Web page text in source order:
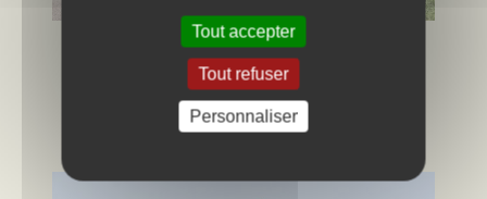
Abri Bus Rue de l'ouest
Tout accepter
Tout refuser
Personnaliser